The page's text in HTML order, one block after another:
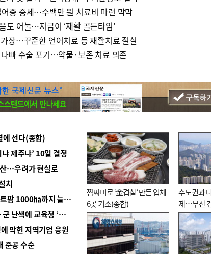
증 증세…수백만 원 치료비 마련 막막
도 어눌…지금이 ‘재활 골든타임’
장…꾸준한 언어치료 등 재활치료 절실
빠 수술 포기…약물·보존 치료 의존
에 선다(종합)
제주냐’ 10일 결정
…우려가 현실로
치
■ 경남 농정 비전 ‘잘 사는 농촌’…스마트팜 1000㏊까지 늘린다
■ 교육혁신선도지 공모 코앞인데…구·군 난색에 교육청 ‘쩔쩔’
막힌 지역기업 응원
준공 수순
짬짜미로 ‘金겹살’ 만든 업체
6곳 기소(종합)
수도권과
제…부산
직전”